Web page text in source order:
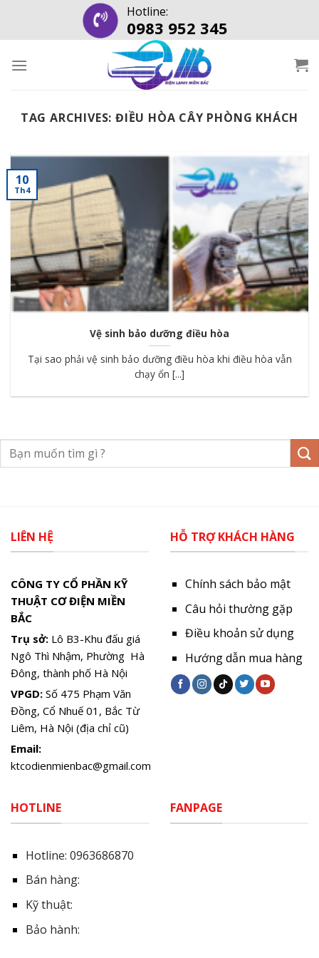
content
Hotline:
0983 952 345
TAG ARCHIVES: ĐIỀU HÒA CÂY PHÒNG KHÁCH
Vệ sinh bảo dưỡng điều hòa
Tại sao phải vệ sinh bảo dưỡng điều hòa khi điều hòa vẫn
chạy ổn [...]
10
Th4
LIÊN HỆ
CÔNG TY CỔ PHẦN KỸ
THUẬT CƠ ĐIỆN MIỀN
BẮC
Trụ sở: Lô B3-Khu đấu giá
Ngô Thì Nhậm, Phường Hà
Đông, thành phố Hà Nội
VPGD: Số 475 Phạm Văn
Đồng, Cổ Nhuế 01, Bắc Từ
Liêm, Hà Nội (địa chỉ cũ)
Email:
ktcodienmienbac@gmail.com
HỖ TRỢ KHÁCH HÀNG
Chính sách bảo mật
Câu hỏi thường gặp
Điều khoản sử dụng
Hướng dẫn mua hàng
HOTLINE
Hotline: 0963686870
Bán hàng:
Kỹ thuật:
Bảo hành:
FANPAGE